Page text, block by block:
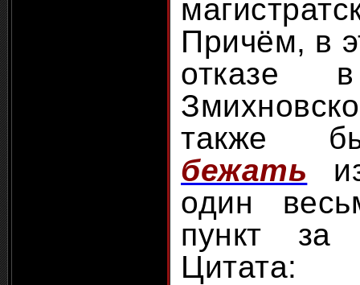
Причём, в
отказе в
также
бежать
один
пункт за
Цитата: